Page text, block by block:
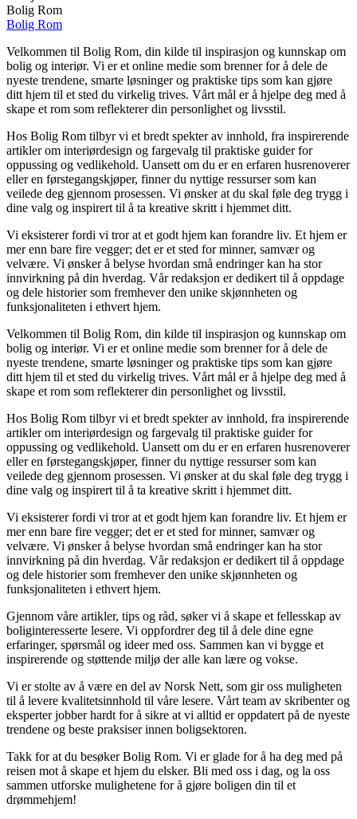
Bolig Rom
Bolig Rom
Velkommen til Bolig Rom, din kilde til inspirasjon og kunnskap om
bolig og interiør. Vi er et online medie som brenner for å dele de
nyeste trendene, smarte løsninger og praktiske tips som kan gjøre
ditt hjem til et sted du virkelig trives. Vårt mål er å hjelpe deg med å
skape et rom som reflekterer din personlighet og livsstil.
Hos Bolig Rom tilbyr vi et bredt spekter av innhold, fra inspirerende
artikler om interiørdesign og fargevalg til praktiske guider for
oppussing og vedlikehold. Uansett om du er en erfaren husrenoverer
eller en førstegangskjøper, finner du nyttige ressurser som kan
veilede deg gjennom prosessen. Vi ønsker at du skal føle deg trygg i
dine valg og inspirert til å ta kreative skritt i hjemmet ditt.
Vi eksisterer fordi vi tror at et godt hjem kan forandre liv. Et hjem er
mer enn bare fire vegger; det er et sted for minner, samvær og
velvære. Vi ønsker å belyse hvordan små endringer kan ha stor
innvirkning på din hverdag. Vår redaksjon er dedikert til å oppdage
og dele historier som fremhever den unike skjønnheten og
funksjonaliteten i ethvert hjem.
Velkommen til Bolig Rom, din kilde til inspirasjon og kunnskap om
bolig og interiør. Vi er et online medie som brenner for å dele de
nyeste trendene, smarte løsninger og praktiske tips som kan gjøre
ditt hjem til et sted du virkelig trives. Vårt mål er å hjelpe deg med å
skape et rom som reflekterer din personlighet og livsstil.
Hos Bolig Rom tilbyr vi et bredt spekter av innhold, fra inspirerende
artikler om interiørdesign og fargevalg til praktiske guider for
oppussing og vedlikehold. Uansett om du er en erfaren husrenoverer
eller en førstegangskjøper, finner du nyttige ressurser som kan
veilede deg gjennom prosessen. Vi ønsker at du skal føle deg trygg i
dine valg og inspirert til å ta kreative skritt i hjemmet ditt.
Vi eksisterer fordi vi tror at et godt hjem kan forandre liv. Et hjem er
mer enn bare fire vegger; det er et sted for minner, samvær og
velvære. Vi ønsker å belyse hvordan små endringer kan ha stor
innvirkning på din hverdag. Vår redaksjon er dedikert til å oppdage
og dele historier som fremhever den unike skjønnheten og
funksjonaliteten i ethvert hjem.
Gjennom våre artikler, tips og råd, søker vi å skape et fellesskap av
boliginteresserte lesere. Vi oppfordrer deg til å dele dine egne
erfaringer, spørsmål og ideer med oss. Sammen kan vi bygge et
inspirerende og støttende miljø der alle kan lære og vokse.
Vi er stolte av å være en del av Norsk Nett, som gir oss muligheten
til å levere kvalitetsinnhold til våre lesere. Vårt team av skribenter og
eksperter jobber hardt for å sikre at vi alltid er oppdatert på de nyeste
trendene og beste praksiser innen boligsektoren.
Takk for at du besøker Bolig Rom. Vi er glade for å ha deg med på
reisen mot å skape et hjem du elsker. Bli med oss i dag, og la oss
sammen utforske mulighetene for å gjøre boligen din til et
drømmehjem!